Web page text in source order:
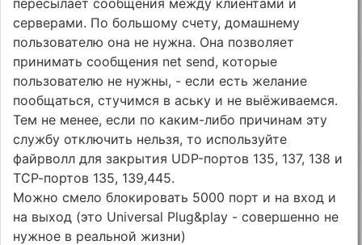
серверами. По большому счету, домашнему
пользователю она не нужна. Она позволяет
принимать сообщения net send, которые
пользователю не нужны, - если есть желание
пообщаться, стучимся в аську и не выёживаемся.
Тем не менее, если по каким-либо причинам эту
службу отключить нельзя, то используйте
файрволл для закрытия UDP-портов 135, 137, 138 и
ТСР-портов 135, 139,445.
Можно смело блокировать 5000 порт и на вход и
на выход (это Universal Plug&play - совершенно не
нужное в реальной жизни)